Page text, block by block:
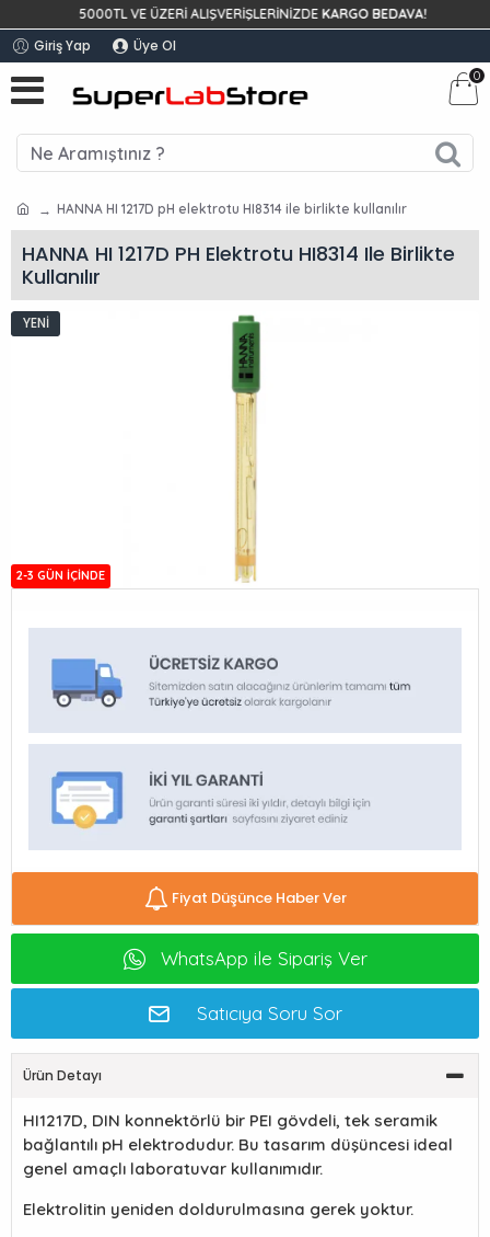
5000TL VE ÜZERİ ALIŞVERİŞLERİNİZDEKARGO BEDAVA!
Giriş Yap Üye Ol
0
HANNA HI 1217D pH elektrotu HI8314 ile birlikte kullanılır
HANNA HI 1217D PH Elektrotu HI8314 Ile Birlikte
Kullanılır
YENI
2-3 GÜN IÇINDE
Fiyat Düşünce Haber Ver
WhatsApp ile Sipariş Ver
Satıcıya Soru Sor
Ürün Detayı
HI1217D, DIN konnektörlü bir PEI gövdeli, tek seramik
bağlantılı pH elektrodudur. Bu tasarım düşüncesi ideal
genel amaçlı laboratuvar kullanımıdır.
Elektrolitin yeniden doldurulmasına gerek yoktur.